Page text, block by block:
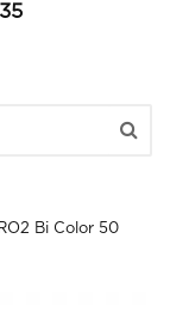
Bi Color 50